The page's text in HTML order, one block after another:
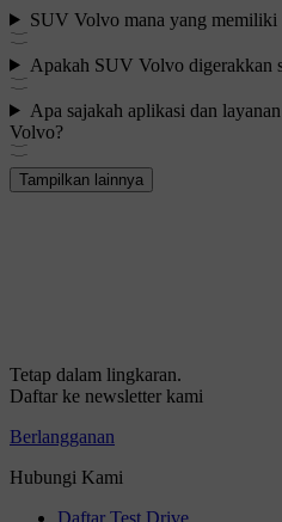
SUV Volvo mana yang memiliki
Apakah SUV Volvo digerakkan
Apa sajakah aplikasi dan
Volvo?
Tampilkan lainnya